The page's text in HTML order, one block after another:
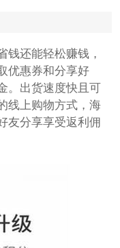
钱还能轻松赚钱，
优惠券和分享好
。出货速度快且可
线上购物方式，海
友分享享受返利佣